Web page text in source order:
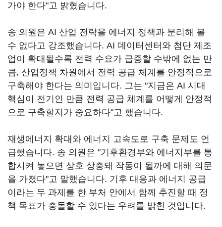
가야 한다"고 밝혔습니다.
송 의원은 AI 산업 전략을 에너지 정책과 분리해 볼
수 없다고 강조했습니다. AI 데이터센터와 첨단 제조
업이 확대될수록 전력 수요가 급증할 수밖에 없는 만
큼, 산업정책 차원에서 전력 공급 체계를 안정적으로
구축해야 한다는 의미입니다. 그는 "지금은 AI 시대
핵심이 전기인 만큼 전력 공급 체계를 어떻게 안정적
으로 구축할지가 중요하다"고 했습니다.
재생에너지 확대와 에너지 고속도로 구축 문제도 언
급했습니다. 송 의원은 "기후환경부와 에너지부를 통
합시켜 놓으면 상호 상충돼 작동이 될까에 대해 의문
을 가졌다"고 말했습니다. 기후 대응과 에너지 공급
이라는 두 과제를 한 부처 안에서 함께 추진할 때 정
책 목표가 충돌할 수 있다는 우려를 밝힌 것입니다.